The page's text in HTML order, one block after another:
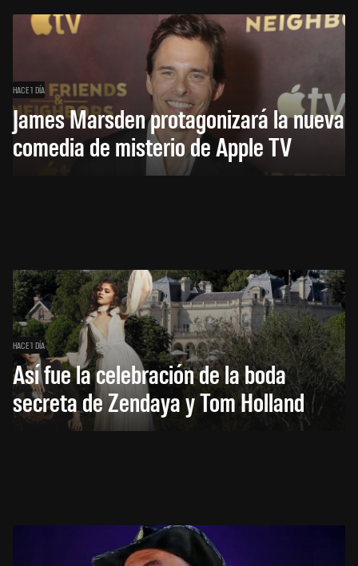
HACE 1 DÍA
James Marsden protagonizará la nueva
comedia de misterio de Apple TV
HACE 1 DÍA
Así fue la celebración de la boda
secreta de Zendaya y Tom Holland